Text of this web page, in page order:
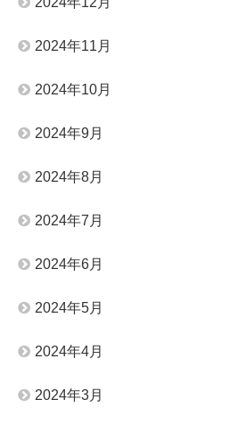
2024年11月
2024年10月
2024年9月
2024年8月
2024年7月
2024年6月
2024年5月
2024年4月
2024年3月